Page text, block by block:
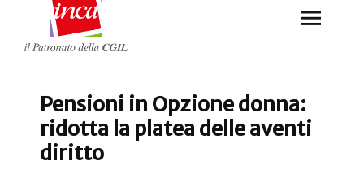
Pensioni in Opzione donna:
ridotta la platea delle aventi
diritto